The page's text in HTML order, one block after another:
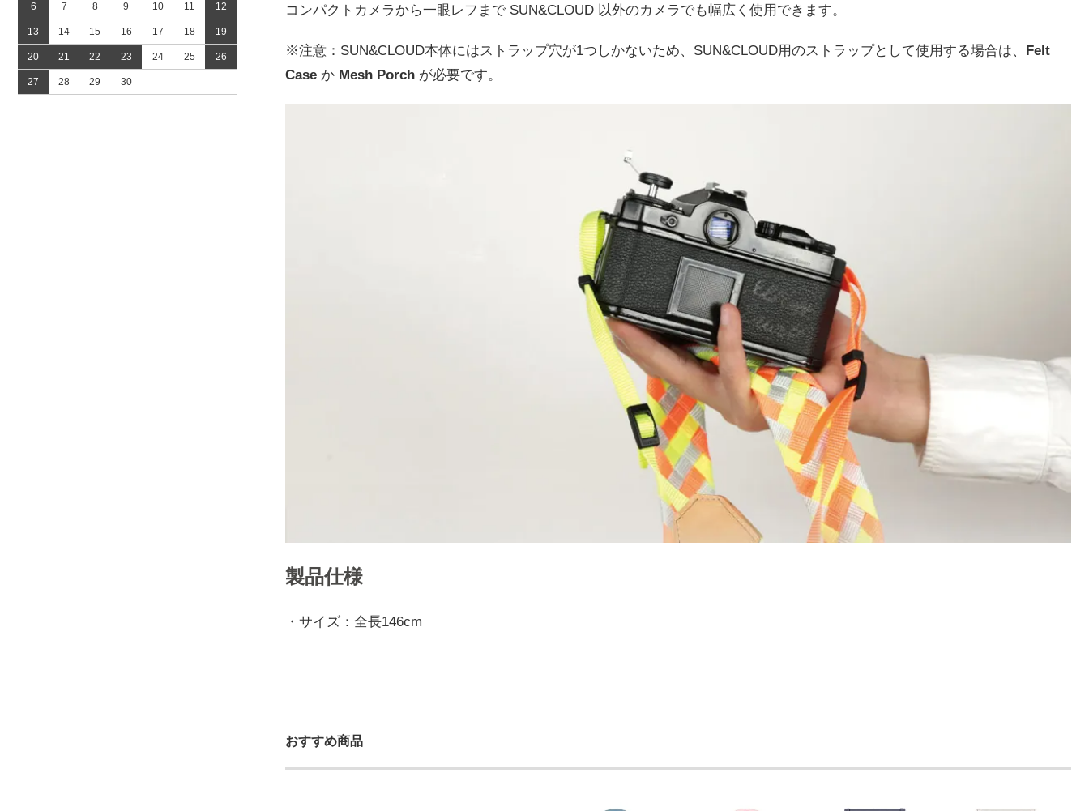
6 7 8 9 10 11 12
13 14 15 16 17 18 19
20 21 22 23 24 25 26
27 28 29 30
コンパクトカメラから一眼レフまで SUN&CLOUD 以外のカメラでも幅広く使用できます。
※注意：SUN&CLOUD本体にはストラップ穴が1つしかないため、SUN&CLOUD用のストラップとして使用する場合は、 Felt
Case か Mesh Porch が必要です。
製品仕様
・サイズ：全長146cm
おすすめ商品